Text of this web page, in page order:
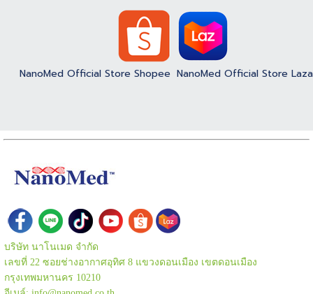
NanoMed Official Store Shopee NanoMed Official Store
บริษัท นาโนเมด จำกัด
เลขที่ 22 ซอยช่างอากาศอุทิศ 8 แขวงดอนเมือง เขตดอนเมือง
กรุงเทพมหานคร 10210